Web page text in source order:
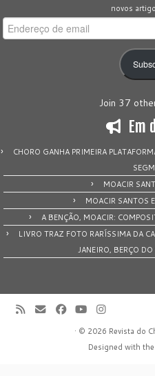
novos
Endereço
de
Join 37
Em
CHORO GANHA PRIMEIRA
MOACIR
MOACIR SANTOS
A BENÇÃO, MOACIR:
LIVRO TRAZ FOTO RARÍSSIMA DA
JANEIRO, BERÇO
· © 2026 Revista do
Designed with the